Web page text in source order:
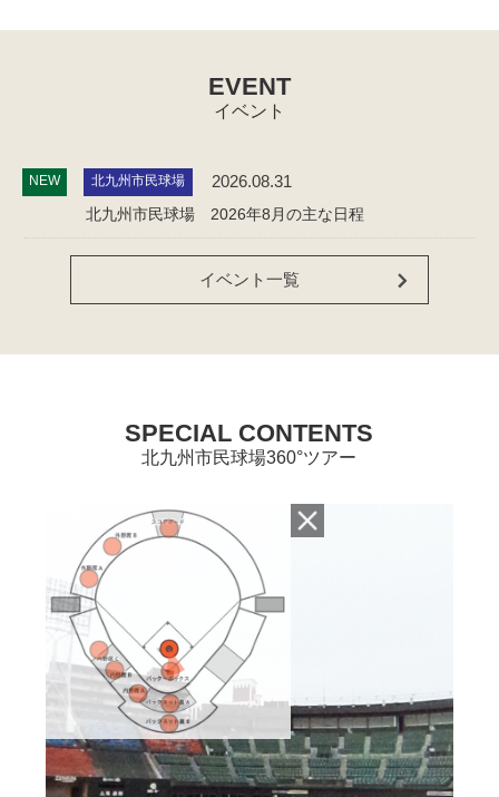
EVENT
イベント
NEW 北九州市民球場 2026.08.31
北九州市民球場 2026年8月の主な日程
イベント一覧
SPECIAL CONTENTS
北九州市民球場360°ツアー